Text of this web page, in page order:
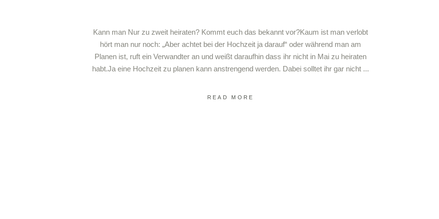
Kann man Nur zu zweit heiraten? Kommt euch das bekannt vor?Kaum ist man verlobt
hört man nur noch: „Aber achtet bei der Hochzeit ja darauf“ oder während man am
Planen ist, ruft ein Verwandter an und weißt daraufhin dass ihr nicht in Mai zu heiraten
habt.Ja eine Hochzeit zu planen kann anstrengend werden. Dabei solltet ihr gar nicht
READ MORE